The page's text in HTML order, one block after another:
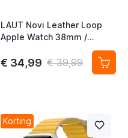
LAUT Novi Leather Loop
Apple Watch 38mm /
40mm / 41mm / 42mm
sepia brown
€ 34,99 € 39,99
Korting